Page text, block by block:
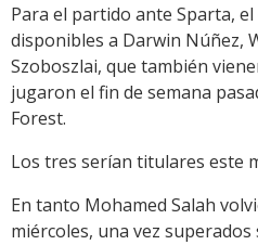
Para el partido ante Sparta,
disponibles a Darwin Núñez,
Szoboszlai, que también
jugaron el fin de semana
Forest.
Los tres serían titulares este
En tanto Mohamed Salah
miércoles, una vez